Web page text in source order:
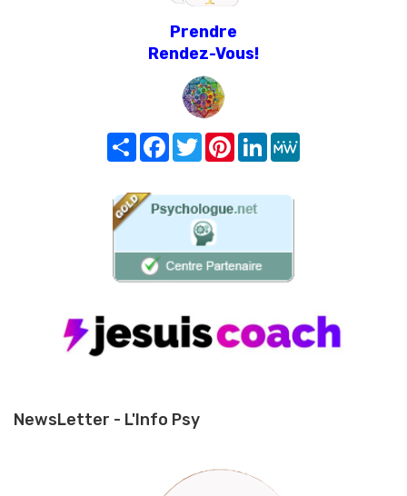
Prendre
Rendez-Vous!
Share FacebookTwitterPinterest
LinkedIn
NewsLetter - L'Info Psy